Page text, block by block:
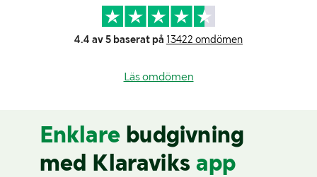
4.4 av 5 baserat på 13422 omdömen
Läs omdömen
Enklare budgivning
med Klaraviks app